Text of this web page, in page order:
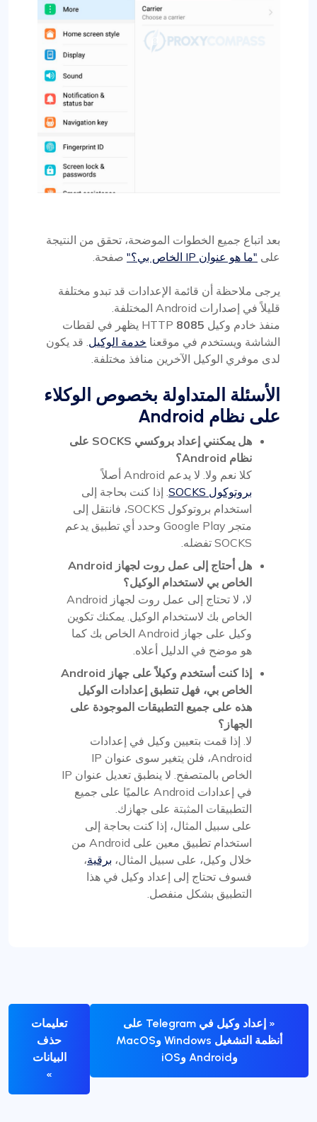
بعد اتباع جميع الخطوات الموضحة، تحقق من النتيجة
على "ما هو عنوان IP الخاص بي؟" صفحة.
يرجى ملاحظة أن قائمة الإعدادات قد تبدو مختلفة
قليلاً في إصدارات Android المختلفة.
منفذ خادم وكيل HTTP 8085
يظهر في لقطات
الشاشة ويستخدم في موقعنا خدمة الوكيل. قد يكون
لدى موفري الوكيل الآخرين منافذ مختلفة.
الأسئلة المتداولة بخصوص الوكلاء
على نظام Android
هل يمكنني إعداد بروكسي SOCKS على
نظام Android؟
كلا نعم ولا. لا يدعم Android أصلاً
بروتوكول SOCKS
. إذا كنت بحاجة إلى
استخدام بروتوكول SOCKS، فانتقل إلى
متجر Google Play وحدد أي تطبيق يدعم
SOCKS تفضله.
هل أحتاج إلى عمل روت لجهاز Android
الخاص بي لاستخدام الوكيل؟
لا، لا تحتاج إلى عمل روت لجهاز Android
الخاص بك لاستخدام الوكيل. يمكنك تكوين
وكيل على جهاز Android الخاص بك كما
هو موضح في الدليل أعلاه.
إذا كنت أستخدم وكيلاً على جهاز Android
الخاص بي، فهل تنطبق إعدادات الوكيل
هذه على جميع التطبيقات الموجودة على
الجهاز؟
لا. إذا قمت بتعيين وكيل في إعدادات
Android، فلن يتغير سوى عنوان IP
الخاص بالمتصفح. لا ينطبق تعديل عنوان IP
في إعدادات Android عالميًا على جميع
التطبيقات المثبتة على جهازك.
على سبيل المثال، إذا كنت بحاجة إلى
استخدام تطبيق معين على Android من
خلال وكيل، على سبيل المثال، برقية،
فسوف تحتاج إلى إعداد وكيل في هذا
التطبيق بشكل منفصل.
« إعداد وكيل في Telegram على
أنظمة التشغيل Windows وMacOS
وAndroid وiOS
تعليمات
حذف
البيانات
»